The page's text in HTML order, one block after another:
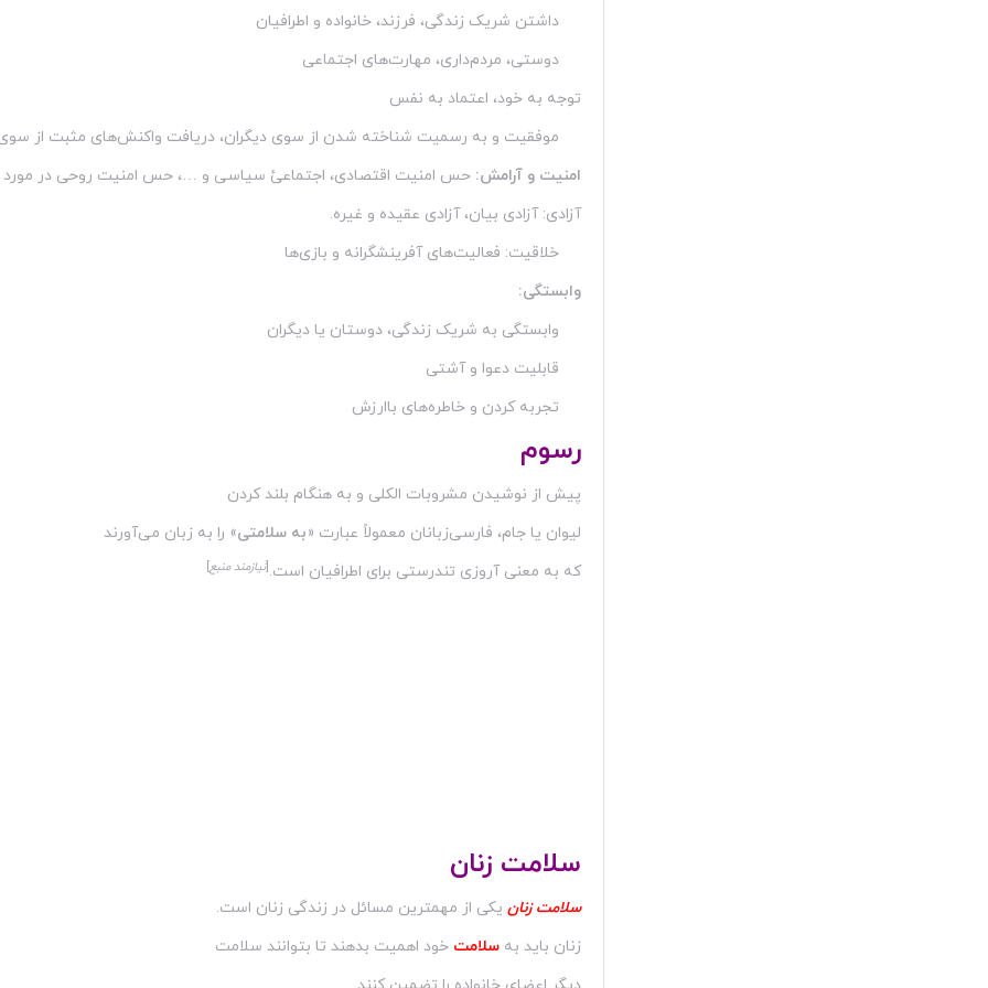
داشتن شریک زندگی، فرزند، خانواده و اطرافیان
دوستی، مردم‌داری، مهارت‌های اجتماعی
توجه به خود، اعتماد به نفس
موفقیت و به رسمیت شناخته شدن از سوی دیگران، دریافت واکنش‌های مثبت از سوی
امنیت و آرامش: حس امنیت اقتصادی، اجتماعیٔ سیاسی و …، حس امنیت روحی در مورد
آزادی: آزادی بیان، آزادی عقیده و غیره.
خلاقیت: فعالیت‌های آفرینشگرانه و بازی‌ها
وابستگی:
وابستگی به شریک زندگی، دوستان یا دیگران
قابلیت دعوا و آشتی
تجربه کردن و خاطره‌های باارزش
رسوم
پیش از نوشیدن مشروبات الکلی و به هنگام بلند کردن
لیوان یا جام، فارسی‌زبانان معمولاً عبارت «به سلامتی» را به زبان می‌آورند
که به معنی آروزی تندرستی برای اطرافیان است. [نیازمند منبع]
سلامت زنان
سلامت زنان یکی از مهمترین مسائل در زندگی زنان است.
زنان باید بهسلامت خود اهمیت بدهند تا بتوانند سلامت